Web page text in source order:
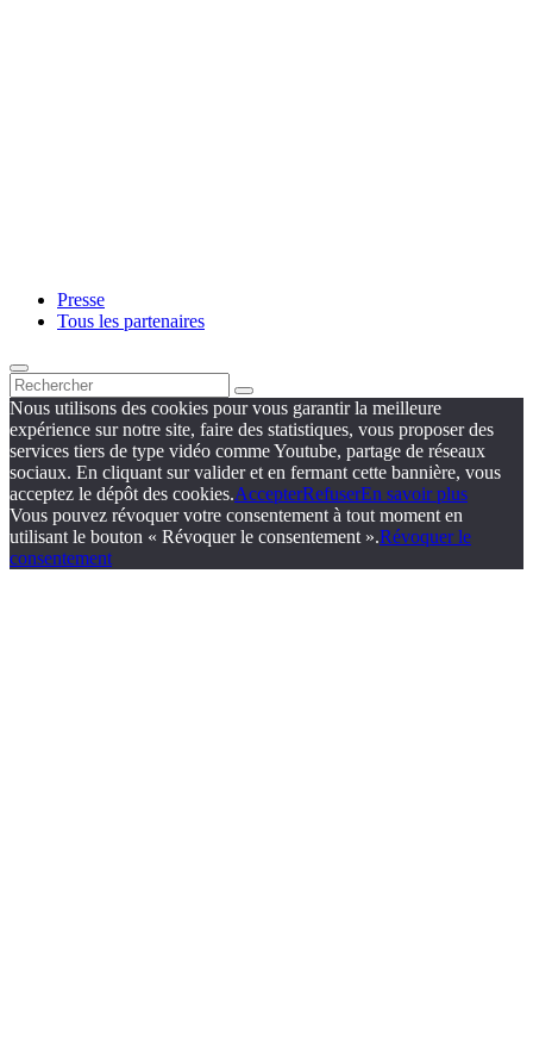
Presse
Tous les partenaires
Nous utilisons des cookies pour vous garantir la meilleure
expérience sur notre site, faire des statistiques, vous proposer des
services tiers de type vidéo comme Youtube, partage de réseaux
sociaux. En cliquant sur valider et en fermant cette bannière, vous
acceptez le dépôt des cookies.AccepterRefuserEn savoir plus
Vous pouvez révoquer votre consentement à tout moment en
utilisant le bouton « Révoquer le consentement ».Révoquer le
consentement